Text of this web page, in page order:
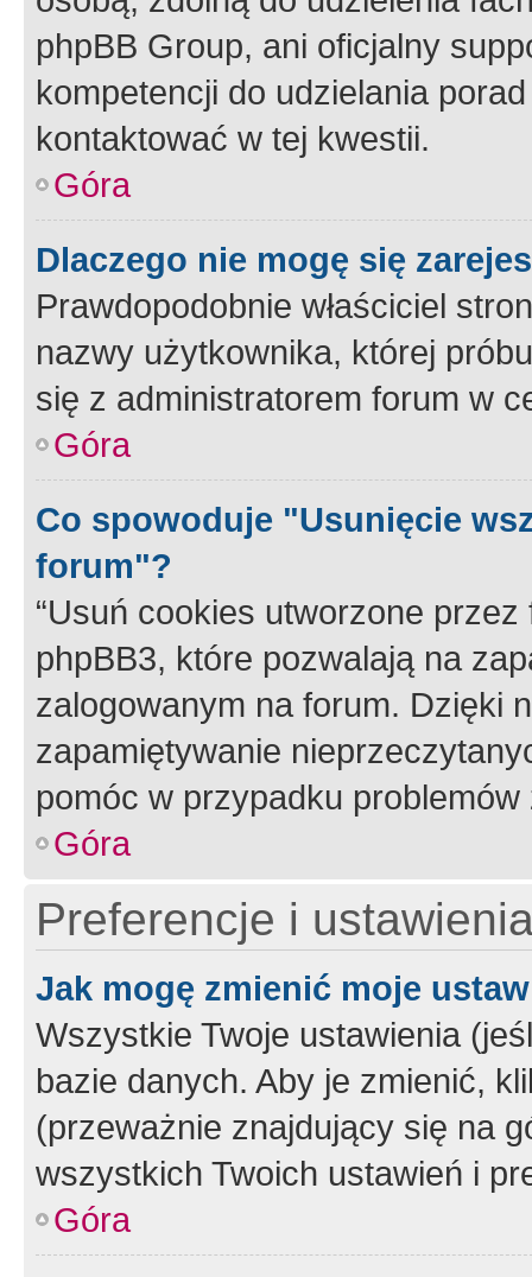
phpBB Group, ani oficjalny
kompetencji do udzielania
kontaktować w tej kwestii.
Góra
Dlaczego nie mogę się
Prawdopodobnie właściciel
nazwy użytkownika, której
się z administratorem forum w
Góra
Co spowoduje "Usunięcie
forum"?
“Usuń cookies utworzone
phpBB3, które pozwalają na
zalogowanym na forum. Dzięki
zapamiętywanie
pomóc w przypadku
Góra
Preferencje i
Jak mogę zmienić moje
Wszystkie Twoje ustawienia
bazie danych. Aby je zmienić,
(przeważnie znajdujący się na
wszystkich Twoich ustawień i
Góra